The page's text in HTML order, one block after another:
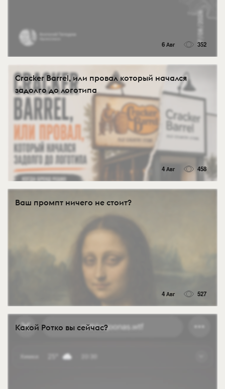
6 Авг 352
Cracker Barrel, или провал который начался
задолго до логотипа
4 Авг 458
Ваш промпт ничего не стоит?
4 Авг 527
Какой Ротко вы сейчас?